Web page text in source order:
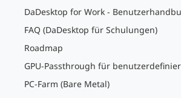
DaDesktop for Work -
FAQ (DaDesktop für Schulungen)
Roadmap
GPU-Passthrough für
PC-Farm (Bare Metal)